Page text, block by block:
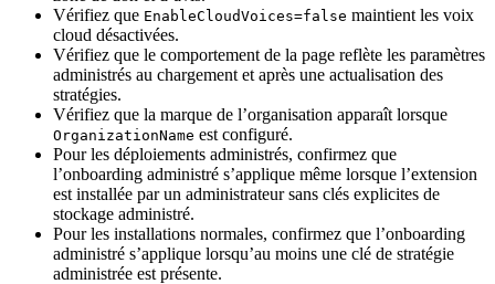
Vérifiez que EnableCloudVoices=false maintient les voix
cloud désactivées.
Vérifiez que le comportement de la page reflète les paramètres
administrés au chargement et après une actualisation des
stratégies.
Vérifiez que la marque de l’organisation apparaît lorsque
OrganizationName est configuré.
Pour les déploiements administrés, confirmez que
l’onboarding administré s’applique même lorsque l’extension
est installée par un administrateur sans clés explicites de
stockage administré.
Pour les installations normales, confirmez que l’onboarding
administré s’applique lorsqu’au moins une clé de stratégie
administrée est présente.